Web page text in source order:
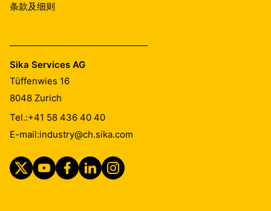
条款及细则
Sika Services AG
Tüffenwies 16
8048 Zurich
Tel.:+41 58 436 40 40
E-mail:industry@ch.sika.com